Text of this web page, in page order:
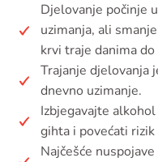
Djelovanje počinje
uzimanja, ali
krvi traje danima
Trajanje djelovanja
dnevno uzimanje.
Izbjegavajte
gihta i povećati rizik
Najčešće